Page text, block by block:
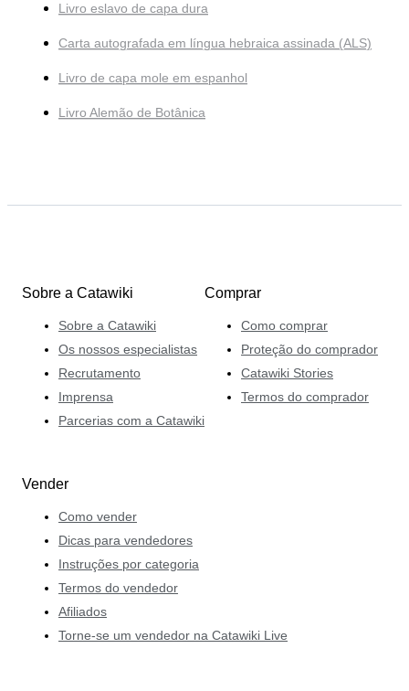
Livro eslavo de capa dura
Carta autografada em língua hebraica assinada (ALS)
Livro de capa mole em espanhol
Livro Alemão de Botânica
Sobre a Catawiki
Sobre a Catawiki
Os nossos especialistas
Recrutamento
Imprensa
Parcerias com a Catawiki
Comprar
Como comprar
Proteção do comprador
Catawiki Stories
Termos do comprador
Vender
Como vender
Dicas para vendedores
Instruções por categoria
Termos do vendedor
Afiliados
Torne-se um vendedor na Catawiki Live